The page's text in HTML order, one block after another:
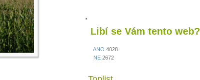
Libí se Vám tento web?
ANO 4028
NE 2672